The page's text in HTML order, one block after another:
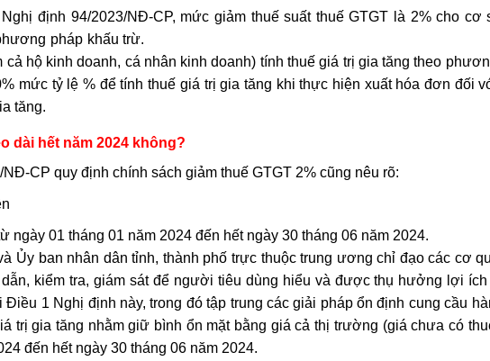
định 94/2023/NĐ-CP, mức giảm thuế suất thuế GTGT là 2% cho cơ
pháp khấu trừ.
hộ kinh doanh, cá nhân kinh doanh) tính thuế giá trị gia tăng theo
mức tỷ lệ % để tính thuế giá trị gia tăng khi thực hiện xuất hóa đơn đối
tăng.
dài hết năm 2024 không?
CP quy định chính sách giảm thuế GTGT 2% cũng nêu rõ:
ngày 01 tháng 01 năm 2024 đến hết ngày 30 tháng 06 năm 2024.
Ủy ban nhân dân tỉnh, thành phố trực thuộc trung ương chỉ đạo các cơ
kiểm tra, giám sát để người tiêu dùng hiểu và được thụ hưởng lợi
1 Nghị định này, trong đó tập trung các giải pháp ổn định cung cầu
trị gia tăng nhằm giữ bình ổn mặt bằng giá cả thị trường (giá chưa có
đến hết ngày 30 tháng 06 năm 2024.